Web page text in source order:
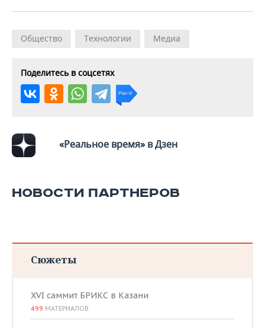
Общество Технологии Медиа
Поделитесь в соцсетях
«Реальное время» в Дзен
НОВОСТИ ПАРТНЕРОВ
Сюжеты
XVI саммит БРИКС в Казани
499 МАТЕРИАЛОВ